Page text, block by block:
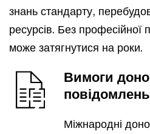
знань стандарту,
ресурсів. Без професійної
може затягнутися на роки.
Вимоги
Міжнародні